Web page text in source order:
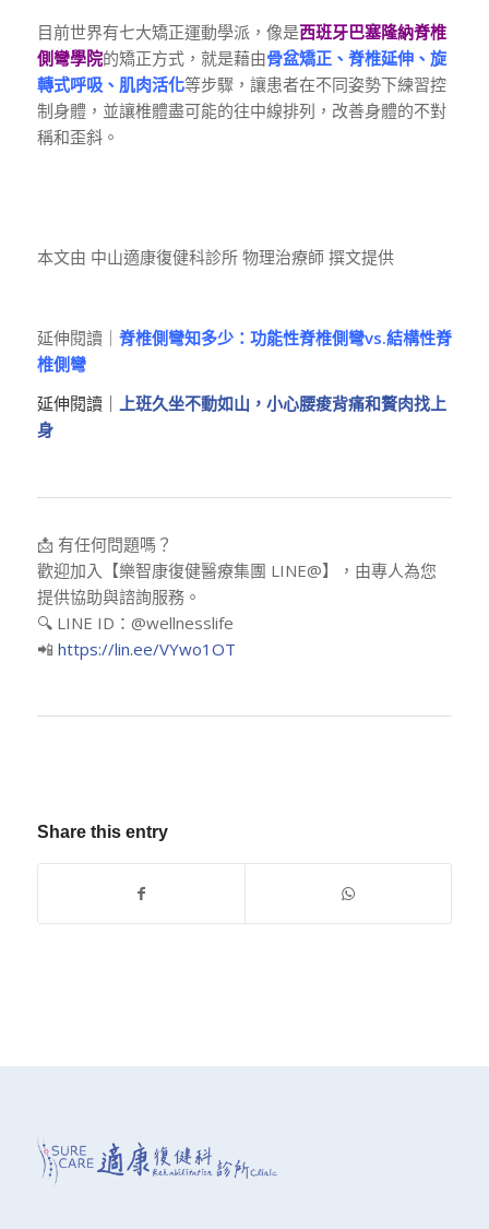
目前世界有七大矯正運動學派，像是西班牙巴塞隆納脊椎
側彎學院的矯正方式，就是藉由骨盆矯正、脊椎延伸、旋
轉式呼吸、肌肉活化等步驟，讓患者在不同姿勢下練習控
制身體，並讓椎體盡可能的往中線排列，改善身體的不對
稱和歪斜。
本文由 中山適康復健科診所 物理治療師 撰文提供
延伸閱讀｜ 脊椎側彎知多少：功能性脊椎側彎vs.結構性脊
椎側彎
延伸閱讀｜ 上班久坐不動如山，小心腰痠背痛和贅肉找上
身
📩 有任何問題嗎？
歡迎加入【樂智康復健醫療集團 LINE@】，由專人為您
提供協助與諮詢服務。
🔍 LINE ID：@wellnesslife
📲 https://lin.ee/VYwo1OT
Share this entry